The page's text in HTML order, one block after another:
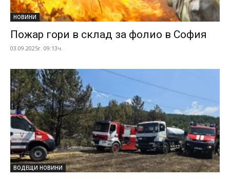
НОВИНИ
Пожар гори в склад за фолио в София
03.09.2025г. 09:13ч.
ВОДЕЩИ НОВИНИ